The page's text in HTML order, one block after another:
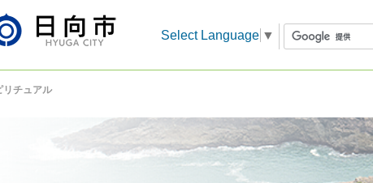
Select Language ▼
リチュアル